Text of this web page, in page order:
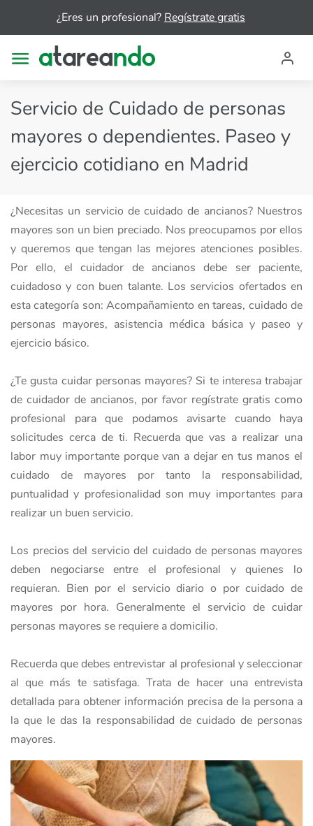
¿Eres un profesional?Regístrate gratis
Servicio de Cuidado de personas
mayores o dependientes. Paseo y
ejercicio cotidiano en Madrid
¿Necesitas un servicio de cuidado de ancianos? Nuestros
mayores son un bien preciado. Nos preocupamos por ellos
y queremos que tengan las mejores atenciones posibles.
Por ello, el cuidador de ancianos debe ser paciente,
cuidadoso y con buen talante. Los servicios ofertados en
esta categoría son: Acompañamiento en tareas, cuidado de
personas mayores, asistencia médica básica y paseo y
ejercicio básico.
¿Te gusta cuidar personas mayores? Si te interesa trabajar
de cuidador de ancianos, por favor regístrate gratis como
profesional para que podamos avisarte cuando haya
solicitudes cerca de ti. Recuerda que vas a realizar una
labor muy importante porque van a dejar en tus manos el
cuidado de mayores por tanto la responsabilidad,
puntualidad y profesionalidad son muy importantes para
realizar un buen servicio.
Los precios del servicio del cuidado de personas mayores
deben negociarse entre el profesional y quienes lo
requieran. Bien por el servicio diario o por cuidado de
mayores por hora. Generalmente el servicio de cuidar
personas mayores se requiere a domicilio.
Recuerda que debes entrevistar al profesional y seleccionar
al que más te satisfaga. Trata de hacer una entrevista
detallada para obtener información precisa de la persona a
la que le das la responsabilidad de cuidado de personas
mayores.